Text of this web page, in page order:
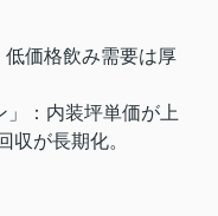
価格飲み需要は厚
：内装坪単価が上
収が長期化。